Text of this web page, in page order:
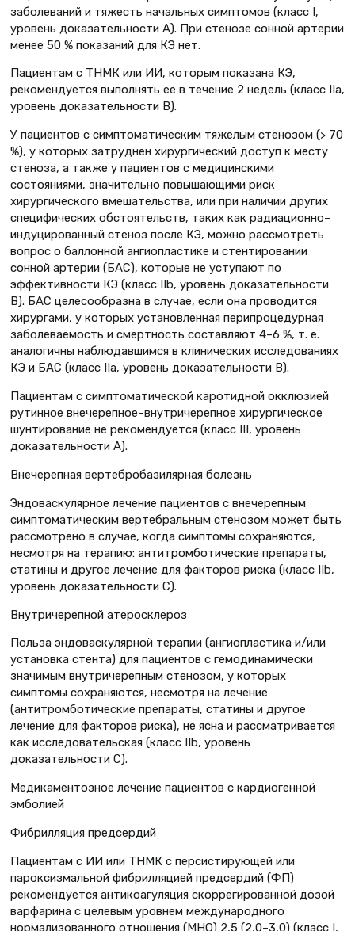
заболеваний и тяжесть начальных симптомов (класс I,
уровень доказательности А). При стенозе сонной артерии
менее 50 % показаний для КЭ нет.
Пациентам с ТНМК или ИИ, которым показана КЭ,
рекомендуется выполнять ее в течение 2 недель (класс IIa,
уровень доказательности B).
У пациентов с симптоматическим тяжелым стенозом (> 70
%), у которых затруднен хирургический доступ к месту
стеноза, а также у пациентов с медицинскими
состояниями, значительно повышающими риск
хирургического вмешательства, или при наличии других
специфических обстоятельств, таких как радиационно–
индуцированный стеноз после КЭ, можно рассмотреть
вопрос о баллонной ангиопластике и стентировании
сонной артерии (БАС), которые не уступают по
эффективности КЭ (класс IIb, уровень доказательности
B). БАС целесообразна в случае, если она проводится
хирургами, у которых установленная перипроцедурная
заболеваемость и смертность составляют 4–6 %, т. е.
аналогичны наблюдавшимся в клинических исследованиях
КЭ и БАС (класс IIa, уровень доказательности B).
Пациентам с симптоматической каротидной окклюзией
рутинное внечерепное–внутричерепное хирургическое
шунтирование не рекомендуется (класс III, уровень
доказательности A).
Внечерепная вертебробазилярная болезнь
Эндоваскулярное лечение пациентов с внечерепным
симптоматическим вертебральным стенозом может быть
рассмотрено в случае, когда симптомы сохраняются,
несмотря на терапию: антитромботические препараты,
статины и другое лечение для факторов риска (класс IIb,
уровень доказательности C).
Внутричерепной атеросклероз
Польза эндоваскулярной терапии (ангиопластика и/или
установка стента) для пациентов с гемодинамически
значимым внутричерепным стенозом, у которых
симптомы сохраняются, несмотря на лечение
(антитромботические препараты, статины и другое
лечение для факторов риска), не ясна и рассматривается
как исследовательская (класс IIb, уровень
доказательности C).
Медикаментозное лечение пациентов с кардиогенной
эмболией
Фибрилляция предсердий
Пациентам с ИИ или ТНМК с персистирующей или
пароксизмальной фибрилляцией предсердий (ФП)
рекомендуется антикоагуляция скоррегированной дозой
варфарина с целевым уровнем международного
нормализованного отношения (МНО) 2,5 (2,0–3,0) (класс I,